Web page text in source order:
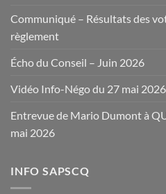
Communiqué – Résultats des
règlement
Écho du Conseil – Juin 2026
Vidéo Info-Négo du 27 mai 2026
Entrevue de Mario Dumont à
mai 2026
INFO SAPSCQ